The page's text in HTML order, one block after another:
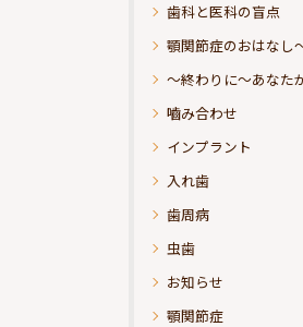
歯科と医科の盲点
顎関節症のおはなし～顎歴
～終わりに～あなたが、どういった考
嚙み合わせ
インプラント
入れ歯
歯周病
虫歯
お知らせ
顎関節症